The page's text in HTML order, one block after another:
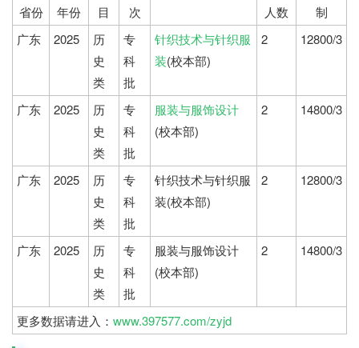
省份
年份
目
次
人数
制
广东
2025
历
史
类
专
科
批
针织技术与针织服
装(校本部)
2 12800/3
广东 2025
历
史
类
专
科
批
服装与服饰设计
(校本部)
2 14800/3
广东 2025
历
史
类
专
科
批
针织技术与针织服
装(校本部)
2 12800/3
广东 2025
历
史
类
专
科
批
服装与服饰设计
(校本部)
2 14800/3
更多数据请进入： www.397577.com/zyjd